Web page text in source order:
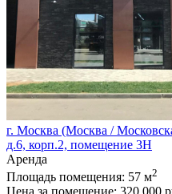
г. Москва (Москва /
д.6, корп.2, помещение 3Н
Аренда
Площадь помещения: 57 м2